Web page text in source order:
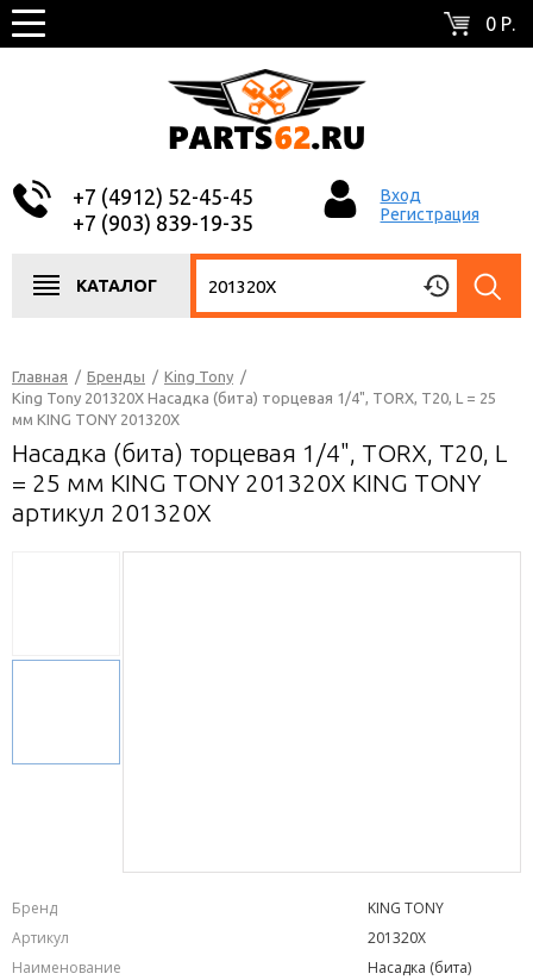
0 Р.
+7 (4912) 52-45-45
+7 (903) 839-19-35
Вход
Регистрация
КАТАЛОГ
Главная / Бренды / King Tony /
King Tony 201320X Насадка (бита) торцевая 1/4", TORX, T20, L = 25
мм KING TONY 201320X
Насадка (бита) торцевая 1/4", TORX, T20, L
= 25 мм KING TONY 201320X KING TONY
артикул 201320X
Бренд
KING TONY
Артикул
201320X
Наименование
Насадка (бита)